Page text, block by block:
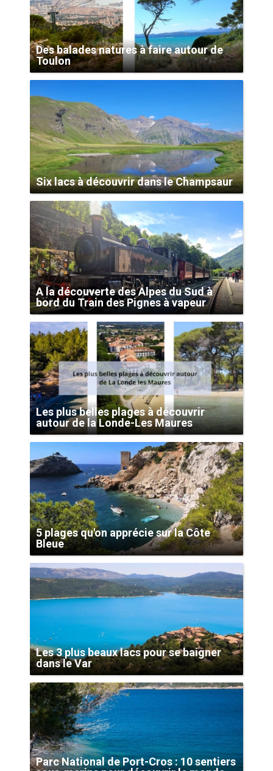
Des balades natures à faire autour de
Toulon
Six lacs à découvrir dans le Champsaur
A la découverte des Alpes du Sud à
bord du Train des Pignes à vapeur
Les plus belles plages à découvrir
autour de la Londe-Les Maures
5 plages qu'on apprécie sur la Côte
Bleue
Les 3 plus beaux lacs pour se baigner
dans le Var
Parc National de Port-Cros : 10 sentiers